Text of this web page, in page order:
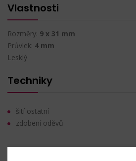
Vlastnosti
Rozměry: 9 x 31 mm
Průvlek: 4 mm
Lesklý
Techniky
šití ostatní
zdobení oděvů